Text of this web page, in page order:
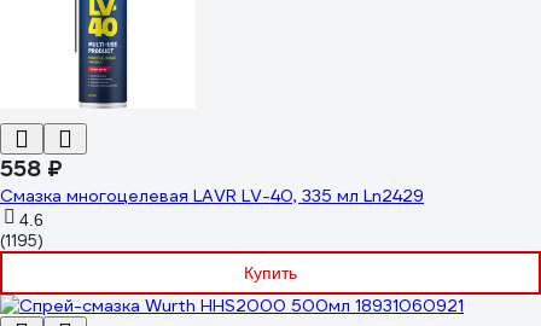
558 ₽
Смазка многоцелевая LAVR LV-40, 335 мл Ln2429
4.6
(1195)
Купить